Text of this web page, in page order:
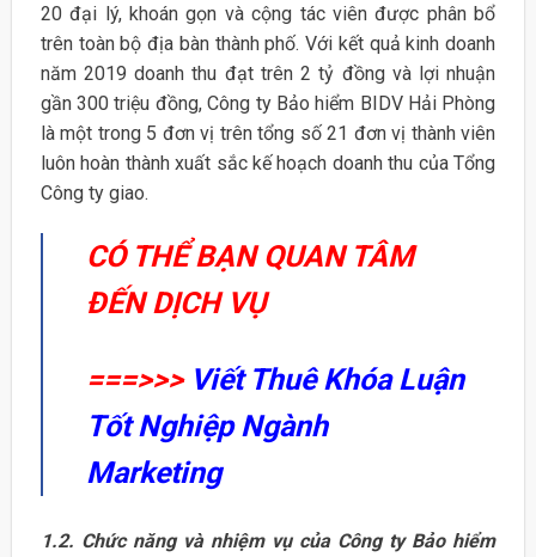
20 đại lý, khoán gọn và cộng tác viên được phân bổ
trên toàn bộ địa bàn thành phố. Với kết quả kinh doanh
năm 2019 doanh thu đạt trên 2 tỷ đồng và lợi nhuận
gần 300 triệu đồng, Công ty Bảo hiểm BIDV Hải Phòng
là một trong 5 đơn vị trên tổng số 21 đơn vị thành viên
luôn hoàn thành xuất sắc kế hoạch doanh thu của Tổng
Công ty giao.
CÓ THỂ BẠN QUAN TÂM
ĐẾN DỊCH VỤ
===>>> Viết Thuê Khóa Luận
Tốt Nghiệp Ngành
Marketing
1.2. Chức năng và nhiệm vụ của Công ty Bảo hiểm